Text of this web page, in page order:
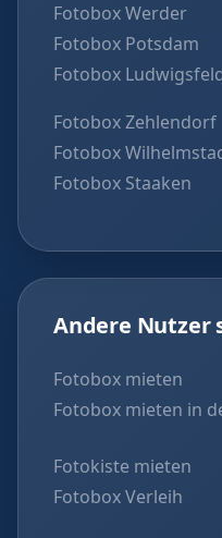
Fotobox Werder
Fotobox Potsdam
Fotobox
Fotobox Zehlendorf
Fotobox
Fotobox Staaken
Andere Nutzer
Fotobox mieten
Fotobox mieten in
Fotokiste mieten
Fotobox Verleih